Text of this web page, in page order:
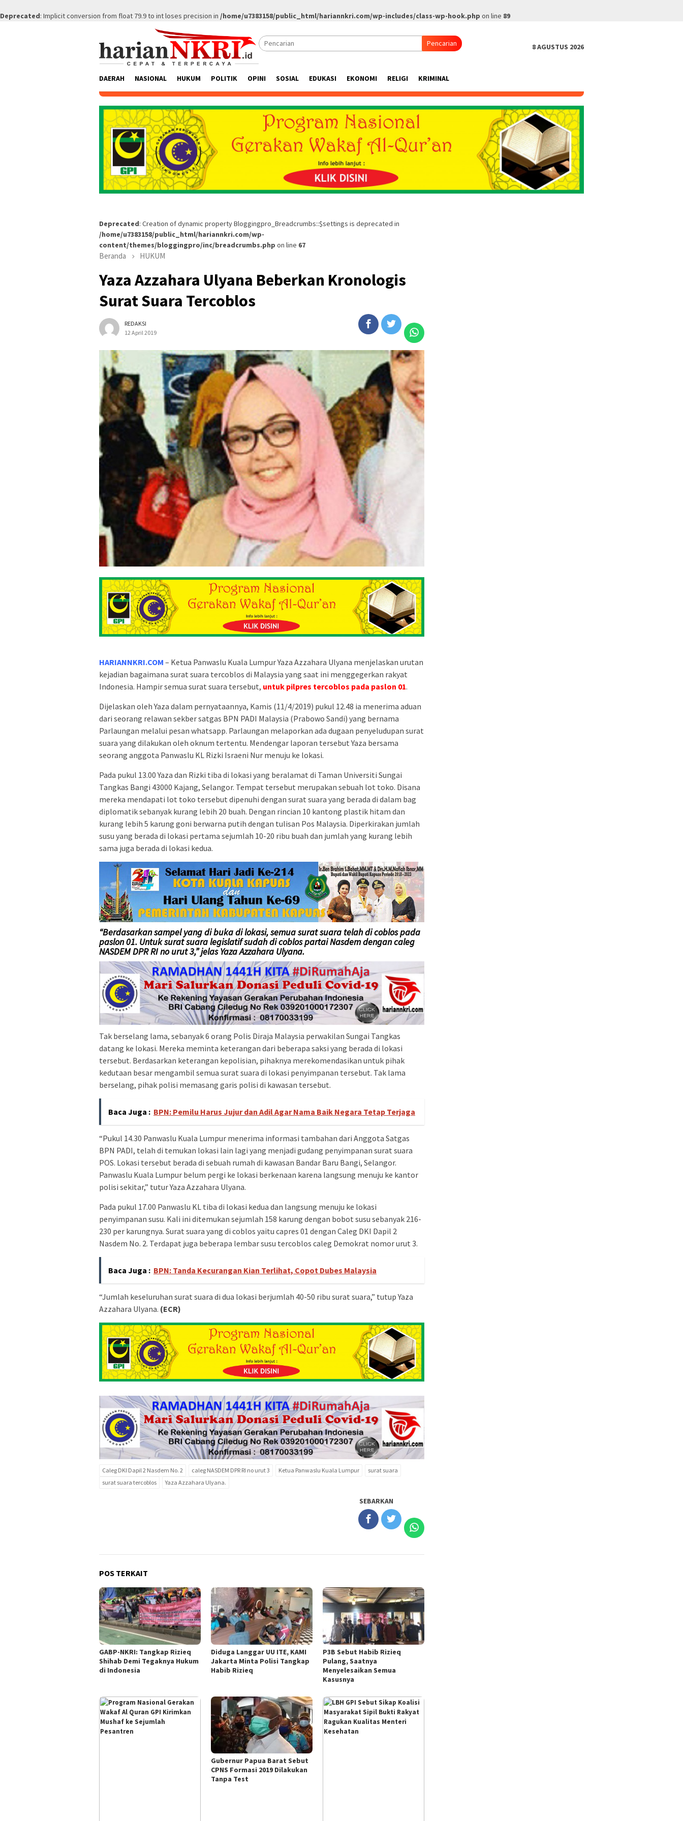
Deprecated: Implicit conversion from float 79.9 to int loses precision in /home/u7383158/public_html/hariannkri.com/wp-includes/class-wp-hook.php on line 89
Pencarian 8 AGUSTUS 2026
DAERAH NASIONAL HUKUM POLITIK OPINI SOSIAL EDUKASI EKONOMI RELIGI KRIMINAL
Deprecated: Creation of dynamic property Bloggingpro_Breadcrumbs::$settings is deprecated in
/home/u7383158/public_html/hariannkri.com/wp-
content/themes/bloggingpro/inc/breadcrumbs.php on line 67
Beranda HUKUM
Yaza Azzahara Ulyana Beberkan Kronologis
Surat Suara Tercoblos
REDAKSI
12 April 2019
HARIANNKRI.COM – Ketua Panwaslu Kuala Lumpur Yaza Azzahara Ulyana menjelaskan urutan
kejadian bagaimana surat suara tercoblos di Malaysia yang saat ini menggegerkan rakyat
Indonesia. Hampir semua surat suara tersebut, untuk pilpres tercoblos pada paslon 01.
Dijelaskan oleh Yaza dalam pernyataannya, Kamis (11/4/2019) pukul 12.48 ia menerima aduan
dari seorang relawan sekber satgas BPN PADI Malaysia (Prabowo Sandi) yang bernama
Parlaungan melalui pesan whatsapp. Parlaungan melaporkan ada dugaan penyeludupan surat
suara yang dilakukan oleh oknum tertentu. Mendengar laporan tersebut Yaza bersama
seorang anggota Panwaslu KL Rizki Israeni Nur menuju ke lokasi.
Pada pukul 13.00 Yaza dan Rizki tiba di lokasi yang beralamat di Taman Universiti Sungai
Tangkas Bangi 43000 Kajang, Selangor. Tempat tersebut merupakan sebuah lot toko. Disana
mereka mendapati lot toko tersebut dipenuhi dengan surat suara yang berada di dalam bag
diplomatik sebanyak kurang lebih 20 buah. Dengan rincian 10 kantong plastik hitam dan
kurang lebih 5 karung goni berwarna putih dengan tulisan Pos Malaysia. Diperkirakan jumlah
susu yang berada di lokasi pertama sejumlah 10-20 ribu buah dan jumlah yang kurang lebih
sama juga berada di lokasi kedua.
“Berdasarkan sampel yang di buka di lokasi, semua surat suara telah di coblos pada
paslon 01. Untuk surat suara legislatif sudah di coblos partai Nasdem dengan caleg
NASDEM DPR RI no urut 3,” jelas Yaza Azzahara Ulyana.
Tak berselang lama, sebanyak 6 orang Polis Diraja Malaysia perwakilan Sungai Tangkas
datang ke lokasi. Mereka meminta keterangan dari beberapa saksi yang berada di lokasi
tersebut. Berdasarkan keterangan kepolisian, pihaknya merekomendasikan untuk pihak
kedutaan besar mengambil semua surat suara di lokasi penyimpanan tersebut. Tak lama
berselang, pihak polisi memasang garis polisi di kawasan tersebut.
Baca Juga : BPN: Pemilu Harus Jujur dan Adil Agar Nama Baik Negara Tetap Terjaga
“Pukul 14.30 Panwaslu Kuala Lumpur menerima informasi tambahan dari Anggota Satgas
BPN PADI, telah di temukan lokasi lain lagi yang menjadi gudang penyimpanan surat suara
POS. Lokasi tersebut berada di sebuah rumah di kawasan Bandar Baru Bangi, Selangor.
Panwaslu Kuala Lumpur belum pergi ke lokasi berkenaan karena langsung menuju ke kantor
polisi sekitar,” tutur Yaza Azzahara Ulyana.
Pada pukul 17.00 Panwaslu KL tiba di lokasi kedua dan langsung menuju ke lokasi
penyimpanan susu. Kali ini ditemukan sejumlah 158 karung dengan bobot susu sebanyak 216-
230 per karungnya. Surat suara yang di coblos yaitu capres 01 dengan Caleg DKI Dapil 2
Nasdem No. 2. Terdapat juga beberapa lembar susu tercoblos caleg Demokrat nomor urut 3.
Baca Juga : BPN: Tanda Kecurangan Kian Terlihat, Copot Dubes Malaysia
“Jumlah keseluruhan surat suara di dua lokasi berjumlah 40-50 ribu surat suara,” tutup Yaza
Azzahara Ulyana. (ECR)
Caleg DKI Dapil 2 Nasdem No. 2 caleg NASDEM DPR RI no urut 3 Ketua Panwaslu Kuala Lumpur
surat suara
surat suara tercoblos
Yaza Azzahara Ulyana.
SEBARKAN
POS TERKAIT
GABP-NKRI: Tangkap Rizieq
Shihab Demi Tegaknya Hukum
di Indonesia
Diduga Langgar UU ITE, KAMI
Jakarta Minta Polisi Tangkap
Habib Rizieq
P3B Sebut Habib Rizieq
Pulang, Saatnya
Menyelesaikan Semua
Kasusnya
Gubernur Papua Barat Sebut
CPNS Formasi 2019 Dilakukan
Tanpa Test